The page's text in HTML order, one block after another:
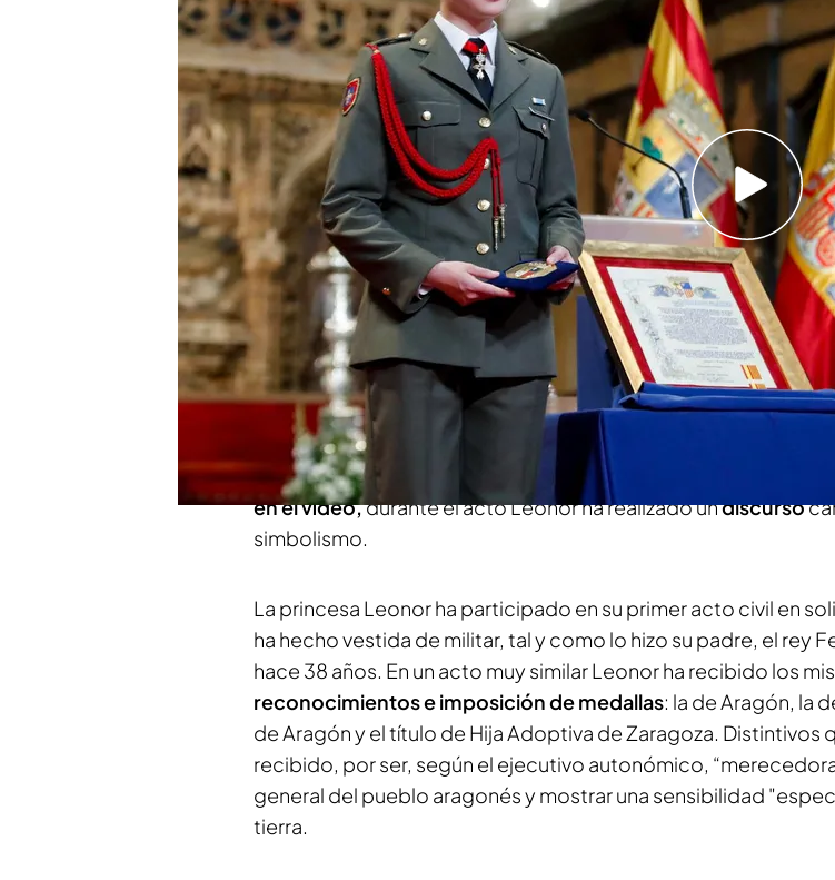
La princesa Leonor ha recibido las medallas de Aragón y
de Aragón y el título de Hija Adoptiva de Zaragoza
En su discurso ha agradecido a "todos los que habéis
que en este tiempo me sienta una aragonesa más”
En cinco semanas la princesa Leonor pondrá fin a su
Ejército de Tierra, en la Academia Militar de Zaragoza
Compartir
La princesa Leonorha debutado en suprimer acto civil en
princesa de Asturias ha recibido tres medallas este martes en
Unos reconocimientos que llegan cuando está a punto de
curso en la academia militar aragonesa.
en el vídeo,durante el acto Leonor ha realizado undiscurso
simbolismo.
La princesa Leonor ha participado en su primer acto civil en
ha hecho vestida de militar, tal y como lo hizo su padre, el rey
hace 38 años. En un acto muy similar Leonor ha recibido los
reconocimientos e imposición de medallas: la de Aragón, la
de Aragón y el título de Hija Adoptiva de Zaragoza. Distintivos
recibido, por ser, según el ejecutivo autonómico,
general del pueblo aragonés y mostrar una sensibilidad
tierra.